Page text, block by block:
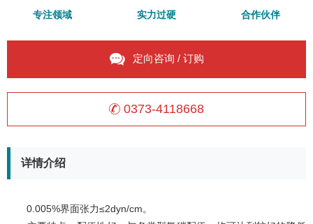
专注领域 实力过硬 合作伙伴
定向咨询 / 订购
0373-4118668
详情介绍
0.005%界面张力≤2dyn/cm。